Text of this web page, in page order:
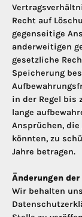
Recht auf
gegenseitige
anderweitigen
gesetzliche
Speicherung
in der Regel bis
lange
Ansprüchen,
könnten, zu
Jahre betragen.
Änderungen
Wir behalten